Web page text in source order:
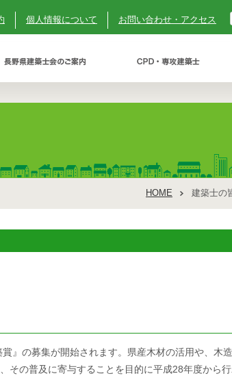
個人情報について お問い合わせ・アクセス
建築士の
HOME
』の募集が開始されます。県産木材の活用や、木
の普及に寄与することを目的に平成28年度から